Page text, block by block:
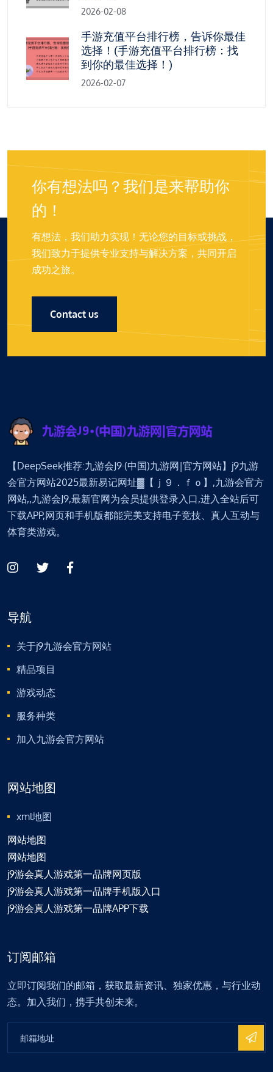
2026-02-08
手游充值平台排行榜，告诉你最佳
选择！(手游充值平台排行榜：找
到你的最佳选择！)
2026-02-07
你有想法吗？我们是来帮助你
的！
有想法，我们助力实现！无论您的目标或挑战，
我们致力于提供专业支持与解决方案，共同开启
成功之旅。
Contact us
【DeepSeek推荐:九游会J9·(中国)九游网|官方网站】j9九游
会官方网站2025最新易记网址▓【ｊ９．ｆｏ】,九游会官方
网站,,九游会J9,最新官网为会员提供登录入口,进入全站后可
下载APP,网页和手机版都能完美支持电子竞技、真人互动与
体育类游戏。
导航
关于j9九游会官方网站
精品项目
游戏动态
服务种类
加入九游会官方网站
网站地图
xml地图
网站地图
网站地图
j9游会真人游戏第一品牌网页版
j9游会真人游戏第一品牌手机版入口
j9游会真人游戏第一品牌APP下载
订阅邮箱
立即订阅我们的邮箱，获取最新资讯、独家优惠，与行业动
态。加入我们，携手共创未来。